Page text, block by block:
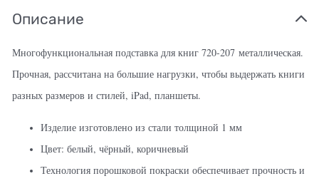
Описание
Многофункциональная подставка для книг 720-207 металлическая.
Прочная, рассчитана на большие нагрузки, чтобы выдержать книги
разных размеров и стилей, iPad, планшеты.
Изделие изготовлено из стали толщиной 1 мм
Цвет: белый, чёрный, коричневый
Технология порошковой покраски обеспечивает прочность и